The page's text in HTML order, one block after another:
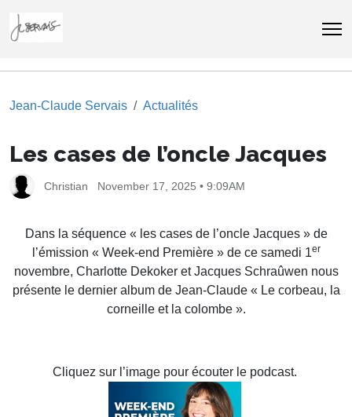
Jean-Claude Servais Actualités
Les cases de l’oncle Jacques
Christian November 17, 2025 • 9:09AM
Dans la séquence « les cases de l’oncle Jacques » de
l’émission « Week-end Première » de ce samedi 1er
novembre, Charlotte Dekoker et Jacques Schraûwen nous
présente le dernier album de Jean-Claude « Le corbeau, la
corneille et la colombe ».
Cliquez sur l’image pour écouter le podcast.